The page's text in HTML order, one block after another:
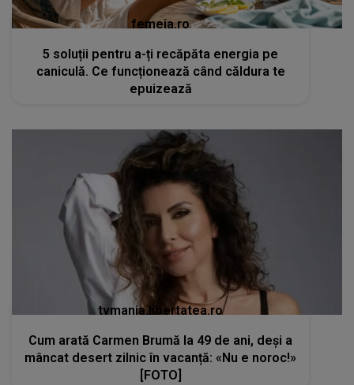
femeia.ro
5 soluții pentru a-ți recăpăta energia pe
caniculă. Ce funcționează când căldura te
epuizează
tvmania.libertatea.ro
Cum arată Carmen Brumă la 49 de ani, deși a
mâncat desert zilnic în vacanță: «Nu e noroc!»
[FOTO]